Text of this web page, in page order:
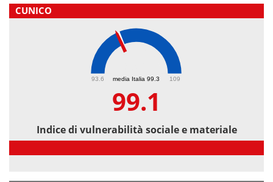
CUNICO
media Italia 99.3
93.6 109
99.1
Indice di vulnerabilità sociale e materiale